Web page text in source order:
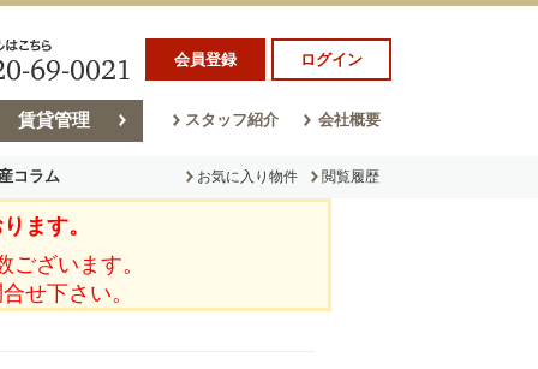
会員登録 ログイン
賃貸管理 スタッフ紹介 会社概要
コラム
ム
お気に入り物件 閲覧履歴
ます。
ざいます。
せ下さい。